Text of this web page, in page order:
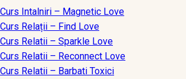
Curs Intalniri – Magnetic Love
Curs Relații – Find Love
Curs Relatii – Sparkle Love
Curs Relatii – Reconnect Love
Curs Relatii – Barbati Toxici